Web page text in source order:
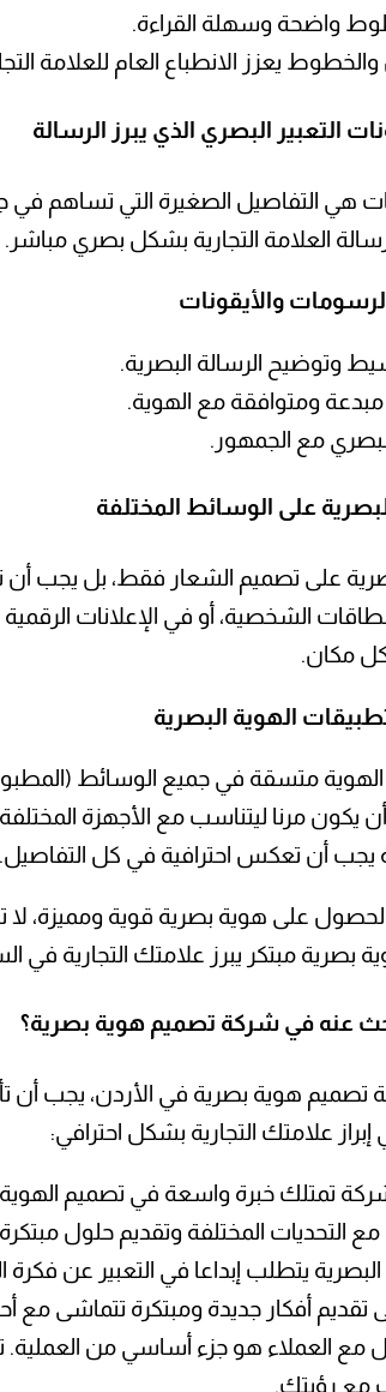
واضحة وسهلة القراءة.
يعزز الانطباع العام للعلامة
التعبير البصري الذي يبرز الرسالة
هي التفاصيل الصغيرة التي تساهم في
العلامة التجارية بشكل بصري مباشر.
والأيقونات
وتوضيح الرسالة البصرية.
ومتوافقة مع الهوية.
مع الجمهور.
على الوسائط المختلفة
على تصميم الشعار فقط، بل
الشخصية، أو في الإعلانات
مكان.
الهوية البصرية
متسقة في جميع الوسائط
يكون مرنا ليتناسب مع الأجهزة
يجب أن تعكس احترافية في كل التفاصيل.
على هوية بصرية قوية ومميزة، لا
بصرية مبتكر يبرز علامتك التجارية في
عنه في شركة تصميم هوية بصرية؟
هوية بصرية في الأردن، يجب أن
علامتك التجارية بشكل احترافي:
تمتلك خبرة واسعة في تصميم
مع التحديات المختلفة وتقديم حلول
يتطلب إبداعا في التعبير عن
تقديم أفكار جديدة ومبتكرة تتماشى مع
مع العملاء هو جزء أساسي من العملية.
مع رؤيتك.